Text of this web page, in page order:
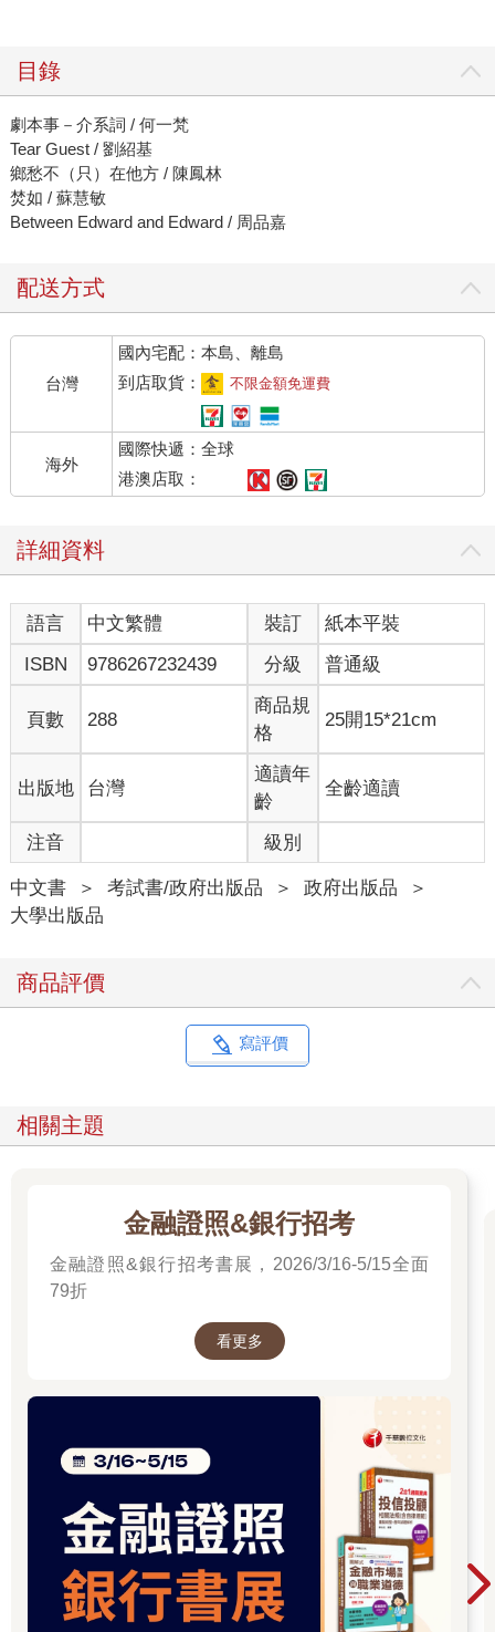
目錄
劇本事－介系詞 / 何一梵
Tear Guest / 劉紹基
鄉愁不（只）在他方 / 陳鳳林
焚如 / 蘇慧敏
Between Edward and Edward / 周品嘉
配送方式
台灣
國內宅配：本島、離島
到店取貨：
不限金額免運費
海外
國際快遞：全球
港澳店取：
詳細資料
語言 中文繁體 裝訂
紙本平裝
ISBN
9786267232439 分級 普通級
頁數 288
商品規
格
25開15*21cm
出版地 台灣
適讀年
齡
全齡適讀
注音 級別
中文書 ＞ 考試書/政府出版品 ＞ 政府出版品
＞
大學出版品
商品評價
寫評價
相關主題
金融證照&銀行招考
金融證照&銀行招考書展，2026/3/16-5/15全面
79折
看更多